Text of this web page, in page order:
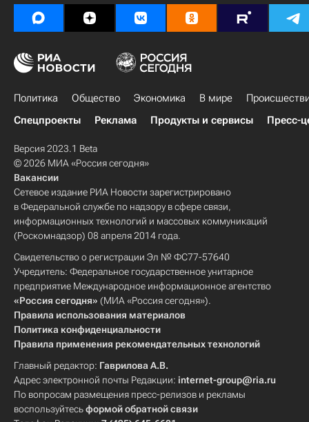
Политика Общество Экономика В мире
Спецпроекты
Реклама Продукты и сервисы Пресс-
Версия 2023.1 Beta
© 2026 МИА «Россия сегодня»
Вакансии
Сетевое издание РИА Новости зарегистрировано
в Федеральной службе по надзору в сфере связи,
информационных технологий и массовых коммуникаций
(Роскомнадзор) 08 апреля 2014 года.
Свидетельство о регистрации Эл № ФС77-57640
Учредитель: Федеральное государственное унитарное
предприятие Международное информационное агентство
«Россия сегодня» (МИА «Россия сегодня»).
Правила использования материалов
Политика конфиденциальности
Правила применения рекомендательных технологий
Главный редактор: Гаврилова А.В.
Адрес электронной почты Редакции: internet-group@ria.ru
По вопросам размещения пресс-релизов и рекламы
воспользуйтесьформой обратной связи